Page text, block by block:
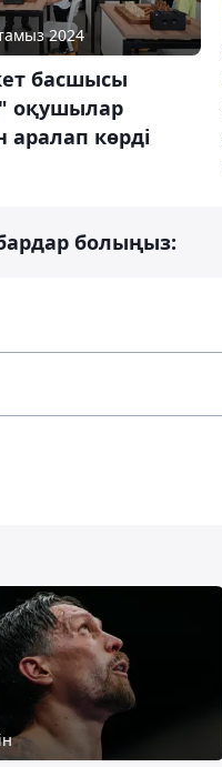
2024
басшысы
оқушылар
аралап көрді
болыңыз: